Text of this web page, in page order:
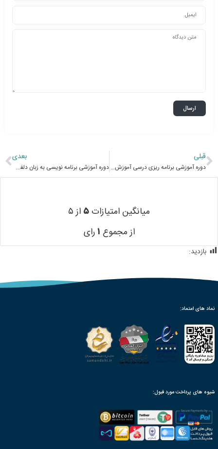
قبلی
دوره آموزشی برنامه ریزی درسی آموزش ابتدایی Elementary education curriculum E-learning
بعدی
دوره آموزشی برنامه نویسی به زبان دلفی Programming in DELPHI E-learningA
میانگین امتیازات ۵ از ۵
از مجموع ۱رای
بازدید: